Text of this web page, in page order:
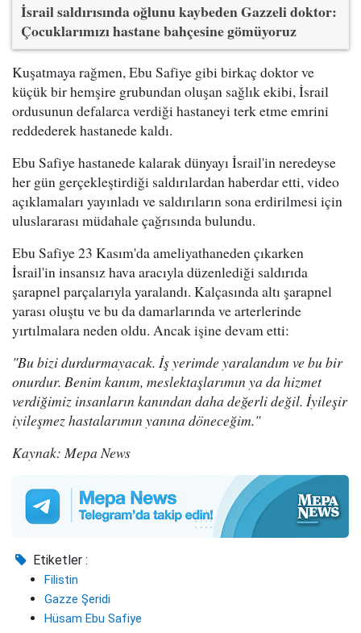
İsrail saldırısında oğlunu kaybeden Gazzeli doktor:
Çocuklarımızı hastane bahçesine gömüyoruz
Kuşatmaya rağmen, Ebu Safiye gibi birkaç doktor ve
küçük bir hemşire grubundan oluşan sağlık ekibi, İsrail
ordusunun defalarca verdiği hastaneyi terk etme emrini
reddederek hastanede kaldı.
Ebu Safiye hastanede kalarak dünyayı İsrail'in neredeyse
her gün gerçekleştirdiği saldırılardan haberdar etti, video
açıklamaları yayınladı ve saldırıların sona erdirilmesi için
uluslararası müdahale çağrısında bulundu.
Ebu Safiye 23 Kasım'da ameliyathaneden çıkarken
İsrail'in insansız hava aracıyla düzenlediği saldırıda
şarapnel parçalarıyla yaralandı. Kalçasında altı şarapnel
yarası oluştu ve bu da damarlarında ve arterlerinde
yırtılmalara neden oldu. Ancak işine devam etti:
"Bu bizi durdurmayacak. İş yerimde yaralandım ve bu bir
onurdur. Benim kanım, meslektaşlarımın ya da hizmet
verdiğimiz insanların kanından daha değerli değil. İyileşir
iyileşmez hastalarımın yanına döneceğim."
Kaynak: Mepa News
Etiketler :
Filistin
Gazze Şeridi
Hüsam Ebu Safiye